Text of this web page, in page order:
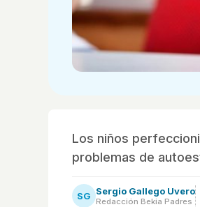
Los niños
problemas de
SG Sergio Gallego Uvero
Redacción Bekia Padres